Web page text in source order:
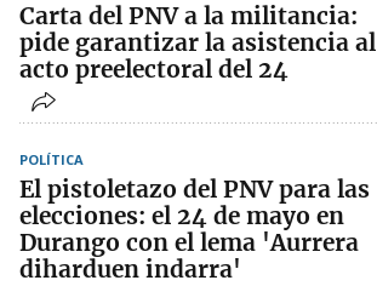
Carta del PNV a la militancia:
pide garantizar la asistencia al
acto preelectoral del 24
POLÍTICA
El pistoletazo del PNV para las
elecciones: el 24 de mayo en
Durango con el lema 'Aurrera
diharduen indarra'